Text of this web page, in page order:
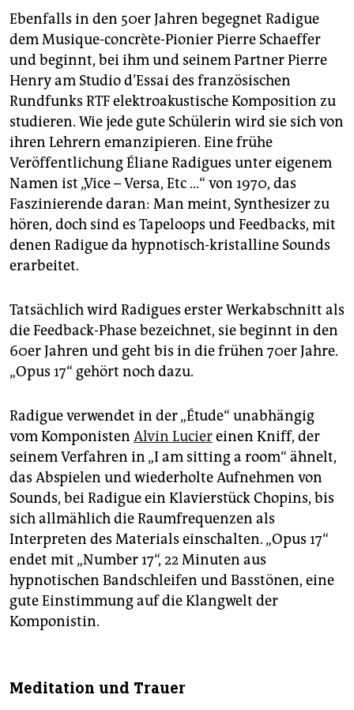
Ebenfalls in den 50er Jahren begegnet Radigue
dem Musique-concrète-Pionier ­Pierre Schaeffer
und beginnt, bei ihm und seinem Partner Pierre
Henry am Studio d’Essai des französischen
Rundfunks RTF elektroakustische Komposition zu
studieren. Wie jede gute Schülerin wird sie sich von
ihren Lehrern emanzipieren. Eine frühe
Veröffentlichung Éliane Radigues unter eigenem
Namen ist „Vice – Versa, Etc …“ von 1970, das
Faszinierende daran: Man meint, Synthesizer zu
hören, doch sind es Tapeloops und Feedbacks, mit
denen Radigue da hypnotisch-kristalline Sounds
erarbeitet.
Tatsächlich wird Radigues erster Werkabschnitt als
die Feedback-Phase bezeichnet, sie beginnt in den
60er Jahren und geht bis in die frühen 70er Jahre.
„Opus 17“ gehört noch dazu.
Radigue verwendet in der „Étude“ unabhängig
vom Komponisten Alvin Luciereinen Kniff, der
seinem Verfahren in „I am sitting a room“ ähnelt,
das Abspielen und wiederholte Aufnehmen von
Sounds, bei Radigue ein Klavierstück Chopins, bis
sich allmählich die Raumfrequenzen als
Interpreten des Materials einschalten. „Opus 17“
endet mit „Number 17“, 22 Minuten aus
hypnotischen Bandschleifen und Basstönen, eine
gute Einstimmung auf die Klangwelt der
Komponistin.
Meditation und Trauer